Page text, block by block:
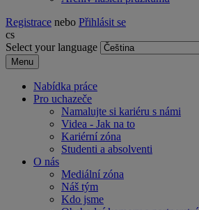
Registrace nebo Přihlásit se
cs
Select your language
Menu
Nabídka práce
Pro uchazeče
Namalujte si kariéru s námi
Videa - Jak na to
Kariérní zóna
Studenti a absolventi
O nás
Mediální zóna
Náš tým
Kdo jsme